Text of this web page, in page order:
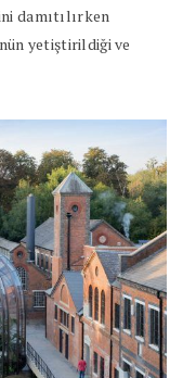
damıtılırken
yetiştirildiği ve